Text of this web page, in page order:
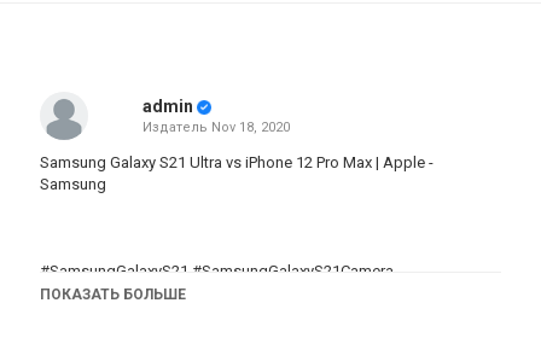
admin
Издатель Nov 18, 2020
Samsung Galaxy S21 Ultra vs iPhone 12 Pro Max | Apple -
Samsung
#SamsungGalaxyS21 #SamsungGalaxyS21Camera
#iPhone12ProMax
ПОКАЗАТЬ БОЛЬШЕ